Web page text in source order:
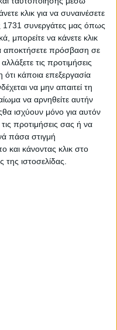
κλικ για να συναινέσετε
1731 συνεργάτες μας όπως
μπορείτε να κάνετε κλικ
αποκτήσετε πρόσβαση σε
τις προτιμήσεις
κάποια επεξεργασία
να μην απαιτεί τη
να αρνηθείτε αυτήν
ισχύουν μόνο για αυτόν
προτιμήσεις σας ή να
πάσα στιγμή
και κάνοντας κλικ στο
ιστοσελίδας.